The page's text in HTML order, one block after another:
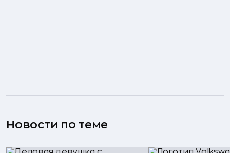
Новости по теме